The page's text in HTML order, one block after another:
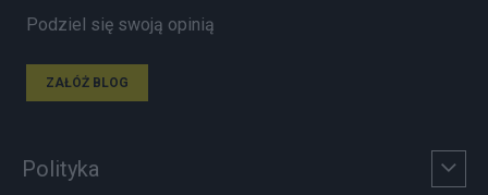
Podziel się swoją opinią
ZAŁÓŻ BLOG
Polityka